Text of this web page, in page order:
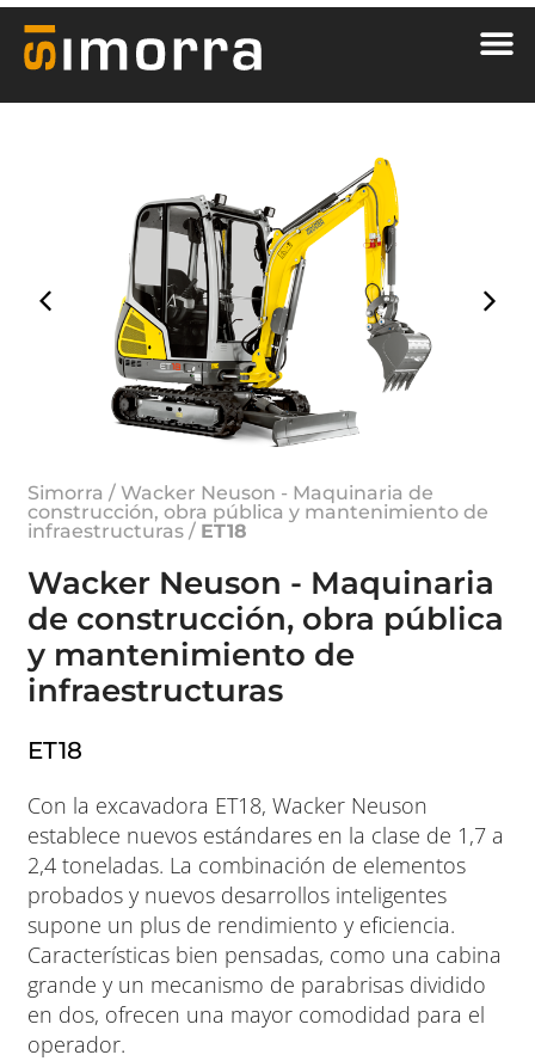
Simorra /Wacker Neuson - Maquinaria de
construcción, obra pública y mantenimiento de
infraestructuras / ET18
Wacker Neuson - Maquinaria
de construcción, obra pública
y mantenimiento de
infraestructuras
ET18
Con la excavadora ET18, Wacker Neuson
establece nuevos estándares en la clase de 1,7 a
2,4 toneladas. La combinación de elementos
probados y nuevos desarrollos inteligentes
supone un plus de rendimiento y eficiencia.
Características bien pensadas, como una cabina
grande y un mecanismo de parabrisas dividido
en dos, ofrecen una mayor comodidad para el
operador.